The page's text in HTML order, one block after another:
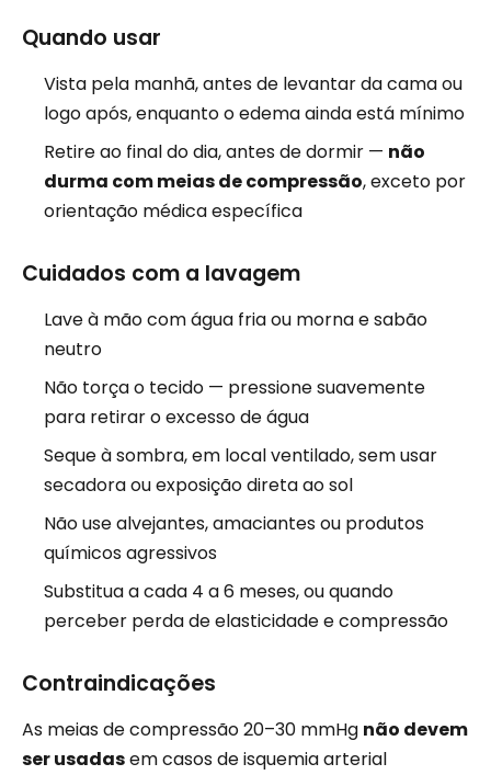
Quando usar
Vista pela manhã, antes de levantar da cama ou
logo após, enquanto o edema ainda está mínimo
Retire ao final do dia, antes de dormir — não
durma com meias de compressão, exceto por
orientação médica específica
Cuidados com a lavagem
Lave à mão com água fria ou morna e sabão
neutro
Não torça o tecido — pressione suavemente
para retirar o excesso de água
Seque à sombra, em local ventilado, sem usar
secadora ou exposição direta ao sol
Não use alvejantes, amaciantes ou produtos
químicos agressivos
Substitua a cada 4 a 6 meses, ou quando
perceber perda de elasticidade e compressão
Contraindicações
As meias de compressão 20–30 mmHg não devem
ser usadasem casos de isquemia arterial